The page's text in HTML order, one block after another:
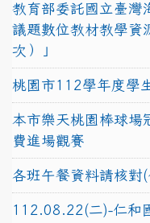
教育部委託國立臺灣
議題數位教材教學資
次）」
桃園市112學年度學
本市樂天桃園棒球場
費進場觀賽
各班午餐資料請核對
112.08.22(二)-仁和